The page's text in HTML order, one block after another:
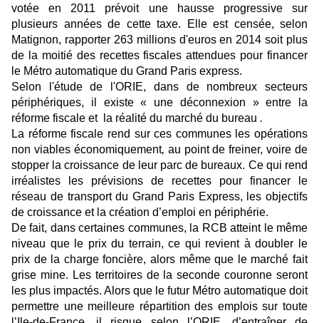
votée en 2011 prévoit une hausse progressive sur
plusieurs années de cette taxe. Elle est censée, selon
Matignon, rapporter 263 millions d'euros en 2014 soit plus
de la moitié des recettes fiscales attendues pour financer
le Métro automatique du Grand Paris express.
Selon l'étude de l'ORIE, dans de nombreux secteurs
périphériques, il existe« une déconnexion »entre la
réforme fiscale et
la réalité du marché du bureau .
La réforme fiscale rend sur ces communes les opérations
non viables économiquement, au point defreiner, voire de
stopper la croissance de leur parc de bureaux. Ce qui rend
irréalistes les prévisions de recettes pour financer le
réseau de transport du Grand Paris Express, les objectifs
de croissance et la création d’emploi en périphérie.
De fait, dans certaines communes, la RCB atteint le même
niveau que le prix du terrain, ce qui revient à doubler le
prix de la charge foncière, alors même que le marché fait
grise mine. Les territoires de la seconde couronne seront
les plus impactés. Alors que le futur Métro automatique doit
permettre une meilleure répartition des emplois sur toute